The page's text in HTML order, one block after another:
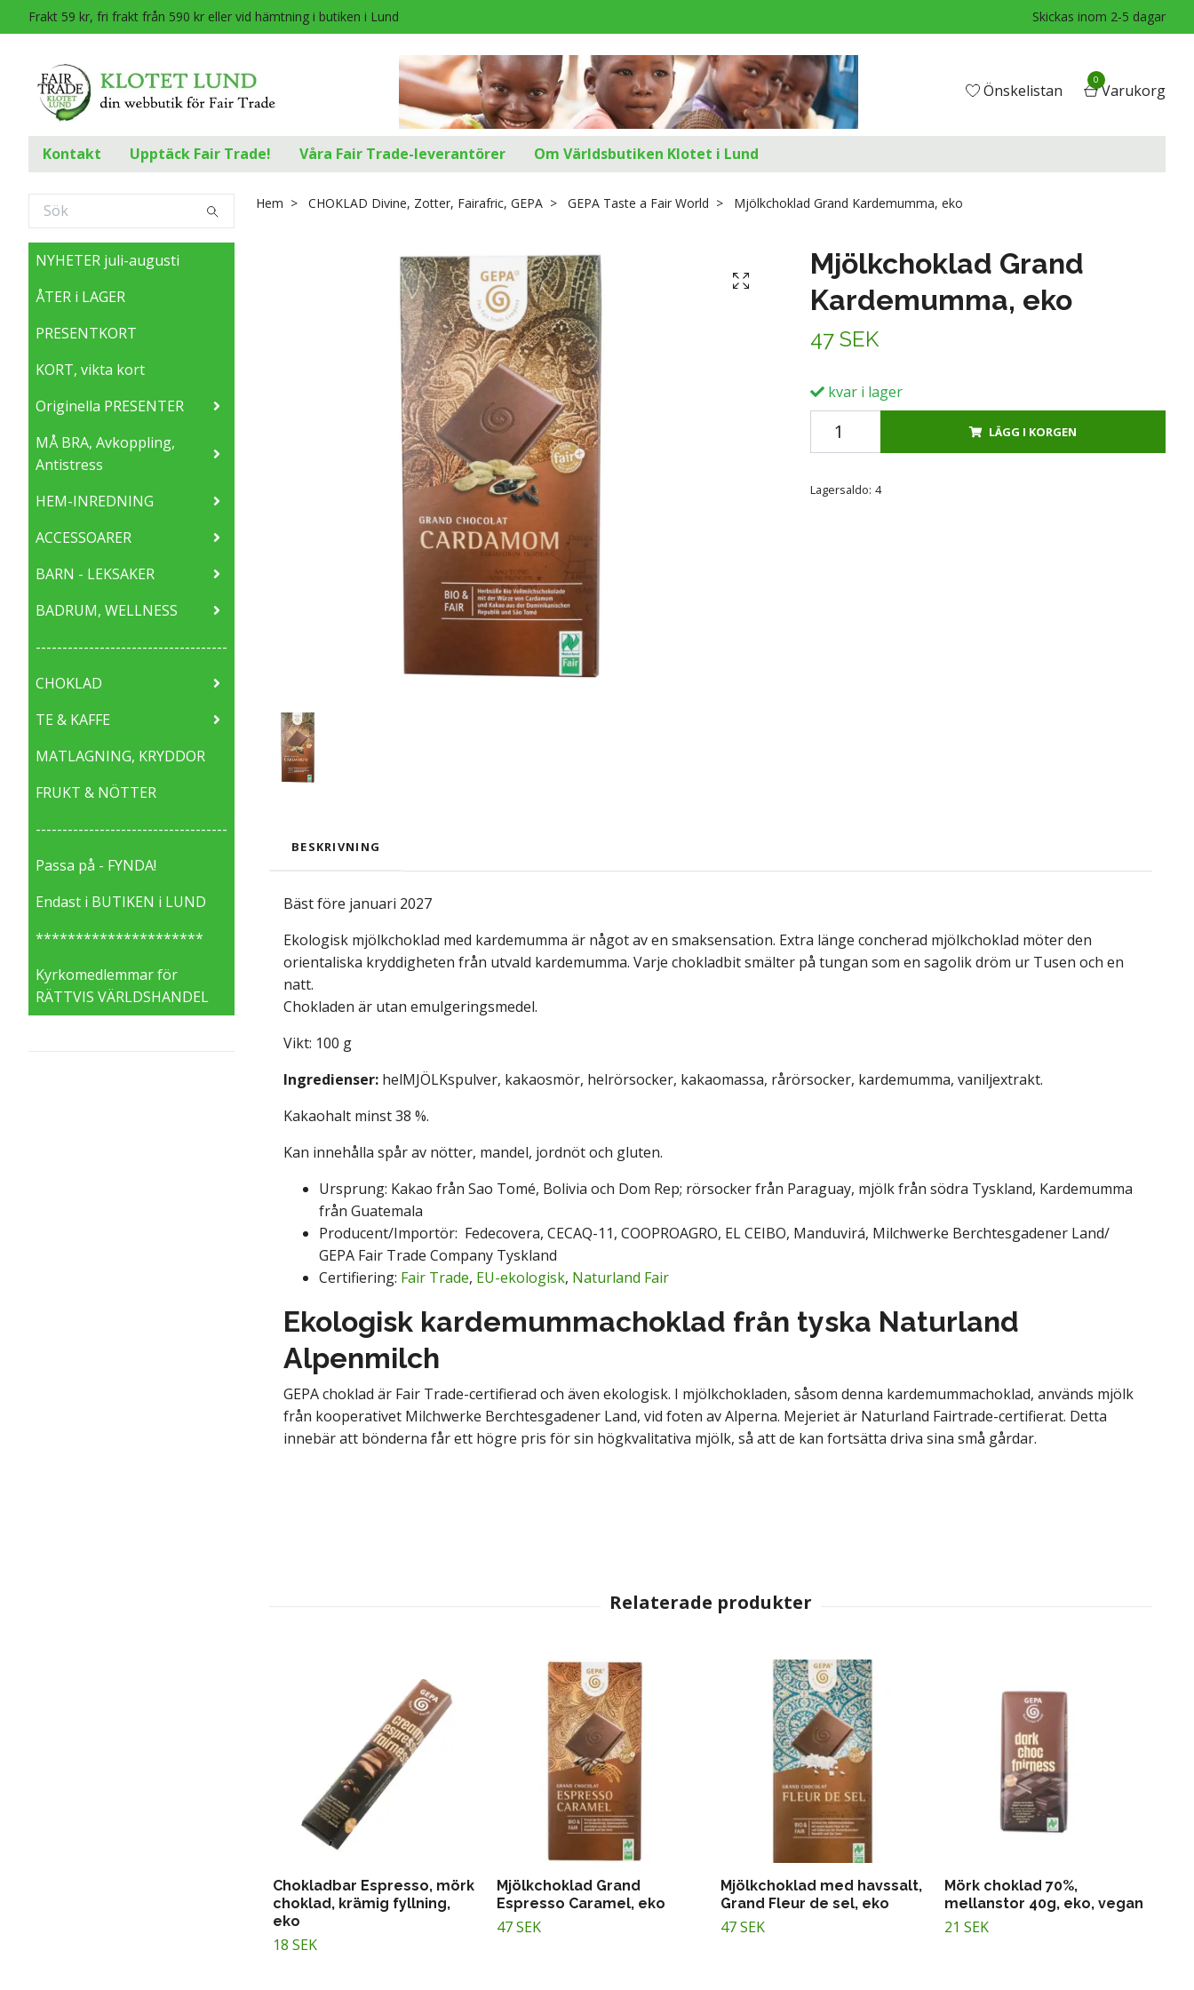
Frakt 59 kr, fri frakt från 590 kr eller vid hämtning i butiken i Lund Skickas inom 2-5 dagar
Önskelistan
0
Varukorg
Kontakt Upptäck Fair Trade! Våra Fair Trade-leverantörer Om Världsbutiken Klotet i Lund
NYHETER juli-augusti
ÅTER i LAGER
PRESENTKORT
KORT, vikta kort
Originella PRESENTER
MÅ BRA, Avkoppling,
Antistress
HEM-INREDNING
ACCESSOARER
BARN - LEKSAKER
BADRUM, WELLNESS
------------------------------------
CHOKLAD
TE & KAFFE
MATLAGNING, KRYDDOR
FRUKT & NÖTTER
------------------------------------
Passa på - FYNDA!
Endast i BUTIKEN i LUND
*********************
Kyrkomedlemmar för
RÄTTVIS VÄRLDSHANDEL
Hem CHOKLAD Divine, Zotter, Fairafric, GEPA GEPA Taste a Fair World Mjölkchoklad Grand Kardemumma, eko
Mjölkchoklad Grand
Kardemumma, eko
47 SEK
kvar i lager
LÄGG I KORGEN
Lagersaldo: 4
BESKRIVNING
Bäst före januari 2027
Ekologisk mjölkchoklad med kardemumma är något av en smaksensation. Extra länge concherad mjölkchoklad möter den
orientaliska kryddigheten från utvald kardemumma. Varje chokladbit smälter på tungan som en sagolik dröm ur Tusen och en
natt.
Chokladen är utan emulgeringsmedel.
Vikt: 100 g
Ingredienser: helMJÖLKspulver, kakaosmör, helrörsocker, kakaomassa, rårörsocker, kardemumma, vaniljextrakt.
Kakaohalt minst 38 %.
Kan innehålla spår av nötter, mandel, jordnöt och gluten.
Ursprung: Kakao från Sao Tomé, Bolivia och Dom Rep; rörsocker från Paraguay, mjölk från södra Tyskland, Kardemumma
från Guatemala
Producent/Importör: Fedecovera, CECAQ-11, COOPROAGRO, EL CEIBO, Manduvirá, Milchwerke Berchtesgadener Land/
GEPA Fair Trade Company Tyskland
Certifiering: Fair Trade, EU-ekologisk, Naturland Fair
Ekologisk kardemummachoklad från tyska Naturland
Alpenmilch
GEPA choklad är Fair Trade-certifierad och även ekologisk. I mjölkchokladen, såsom denna kardemummachoklad, används mjölk
från kooperativet Milchwerke Berchtesgadener Land, vid foten av Alperna. Mejeriet är Naturland Fairtrade-certifierat. Detta
innebär att bönderna får ett högre pris för sin högkvalitativa mjölk, så att de kan fortsätta driva sina små gårdar.
Chokladbar Espresso, mörk
choklad, krämig fyllning,
eko
18 SEK
Mjölkchoklad Grand
Espresso Caramel, eko
47 SEK
Mjölkchoklad med havssalt,
Grand Fleur de sel, eko
47 SEK
Mörk choklad 70%,
mellanstor 40g, eko, vegan
21 SEK